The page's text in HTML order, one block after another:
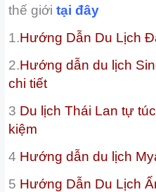
thế giớitại đây
1.Hướng Dẫn Du Lịch
2.Hướng dẫn du lịch
chi tiết
3 Du lịch Thái Lan tự
kiệm
4 Hướng dẫn du lịch
5 Hướng Dẫn Du Lịch